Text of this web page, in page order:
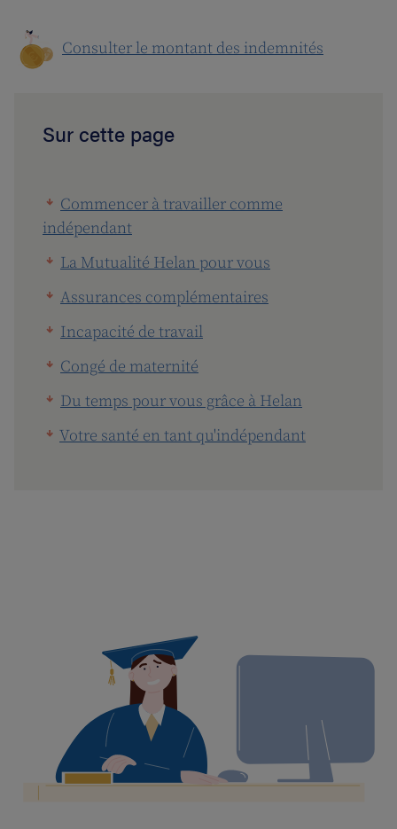
Consulter le montant des indemnités
Sur cette page
Commencer à travailler comme
indépendant
La Mutualité Helan pour vous
Assurances complémentaires
Incapacité de travail
Congé de maternité
Du temps pour vous grâce à Helan
Votre santé en tant qu'indépendant